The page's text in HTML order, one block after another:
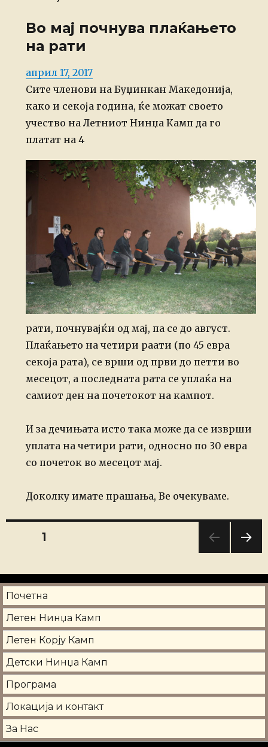
Во мај почнува плаќањето
на рати
Posted
on
април 17, 2017
Сите членови на Буџинкан Македонија,
како и секоја година, ќе можат своето
учество на Летниот Нинџа Камп да го
платат на 4
рати, почнувајќи од мај, па се до август.
Плаќањето на четири раати (по 45 евра
секоја рата), се врши од први до петти во
месецот, а последната рата се уплаќа на
самиот ден на почетокот на кампот.
И за дечињата исто така може да се изврши
уплата на четири рати, односно по 30 евра
со почеток во месецот мај.
Доколку имате прашања, Ве очекуваме.
Навигација
написи
PAGE1
PAG
E
Почетна
Летен Нинџа Камп
Летен Корју Камп
Детски Нинџа Камп
Програма
Локација и контакт
За Нас